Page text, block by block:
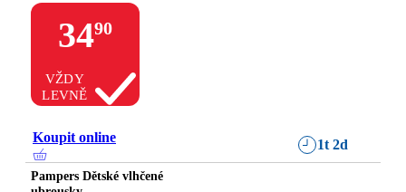
3490
VŽDY
LEVNĚ
Koupit online 1t 2d
Pampers Dětské vlhčené